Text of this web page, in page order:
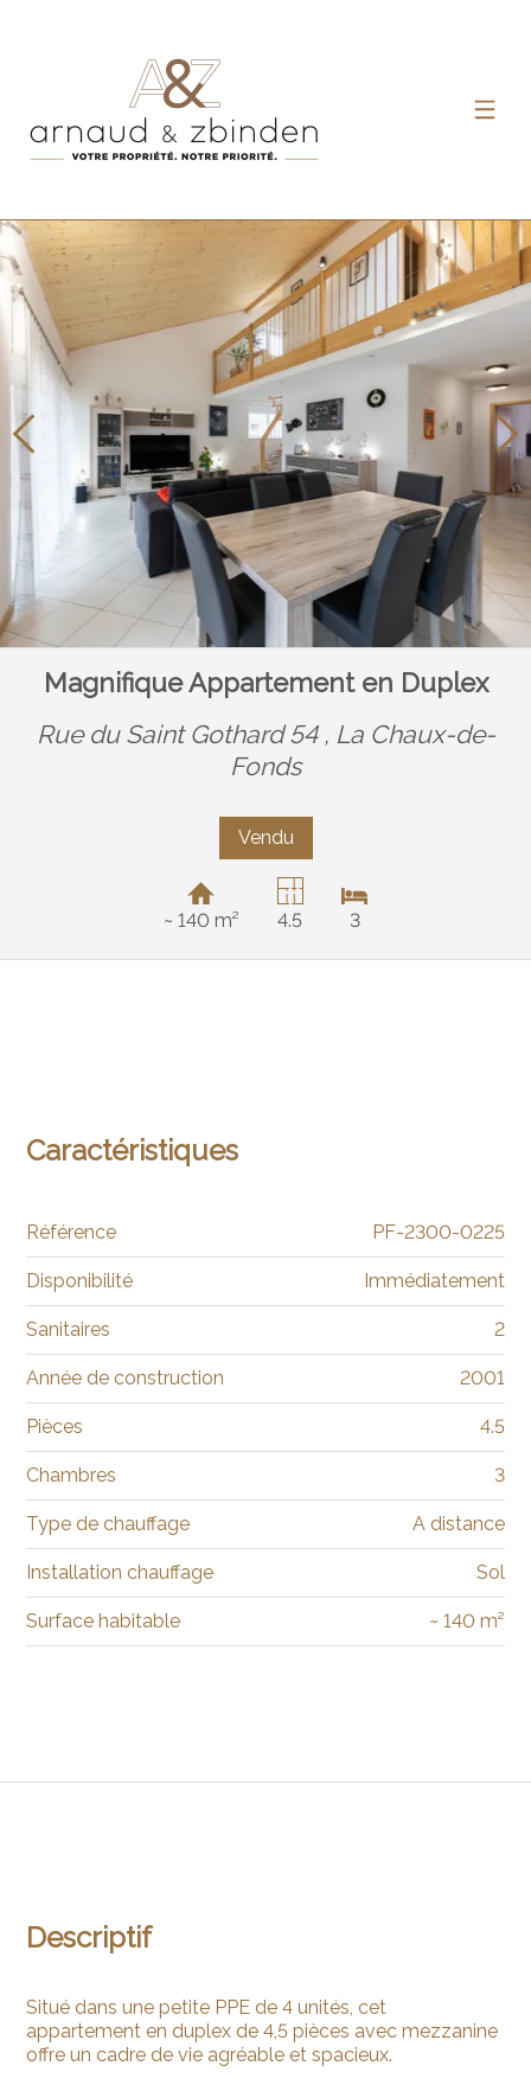
Magnifique Appartement en Duplex
Rue du Saint Gothard 54 , La Chaux-de-
Fonds
Vendu
~ 140 m² 4.5 3
Descriptif
Situé dans une petite PPE de 4 unités, cet
appartement en duplex de 4,5 pièces avec mezzanine
offre un cadre de vie agréable et spacieux.
Caractéristiques
Référence PF-2300-0225
Disponibilité Immédiatement
Sanitaires 2
Année de construction 2001
Pièces 4.5
Chambres 3
Type de chauffage A distance
Installation chauffage Sol
Surface habitable ~ 140 m²